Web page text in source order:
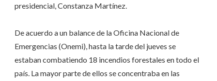
presidencial, Constanza Martínez.
De acuerdo a un balance de la Oficina Nacional de
Emergencias (Onemi), hasta la tarde del jueves se
estaban combatiendo 18 incendios forestales en todo el
país. La mayor parte de ellos se concentraba en las